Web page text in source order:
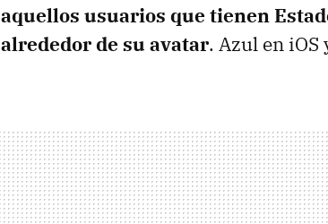
aquellos usuarios que tienen
alrededor de su avatar. Azul en